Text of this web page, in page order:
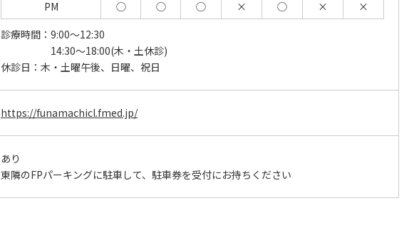
PM
◯ ◯ ◯ × ◯ ×
×
診療時間： 9:00～12:30
14:30～18:00(木・土休診)
休診日： 木・土曜午後、日曜、祝日
https://funamachicl.fmed.jp/
あり
東隣のFPパーキングに駐車して、駐車券を受付にお持ちください